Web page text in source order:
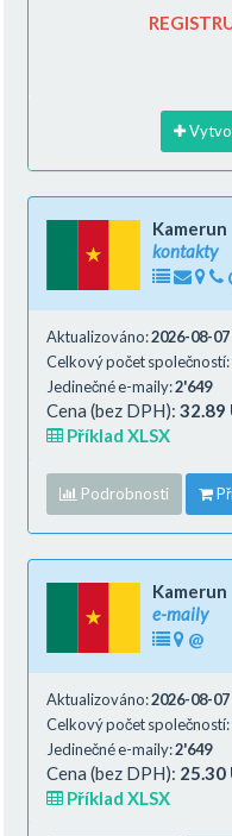
Kamerun
kontakty
Aktualizováno:2026-08-07
Celkový počet společností:
Jedinečné e-maily:2'649
Cena (bez DPH): 32.89
Příklad XLSX
Podrobnosti
Kamerun
e-maily
@
Aktualizováno:2026-08-07
Celkový počet společností:
Jedinečné e-maily:2'649
Cena (bez DPH): 25.30
Příklad XLSX